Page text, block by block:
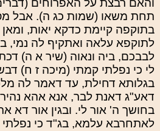
והאם רבצת על האפרוחים
תחת משאו (שמות כג ה). אבל
בתוקפה קיימת כדקא יאות,
לתוקפא עלאה ואתקיף לה נמי,
לבבכם, ביה ונאוה (שיר א ה)
לי כי נפלתי קמתי (מיכה ז ח)
בגלותא דחילת, עד דאמר לה
דאע"ג דאנת לבר, אנא אהא
בחושך ה' אור לי. ובגין אור דא
לאתחרבא עלמא, בג"ד כי נפלתי